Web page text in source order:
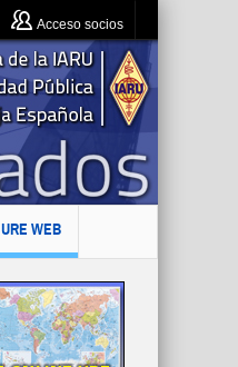
Acceso socios
URE WEB